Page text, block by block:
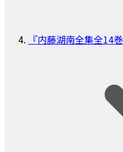
『内藤湖南全集全14